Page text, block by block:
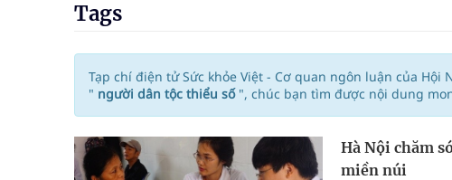
Dự báo thời tiết ngày 08/8/2026: Bắc Bộ nắng nóng,
Đắk Lắk: Đẩy nhanh tiến độ khám sức khỏe định kỳ,
Tổng hợp những cách trị thâm body nách, bẹn, mông
Tags
Tạp chí điện tử Sức khỏe Việt - Cơ quan ngôn luận của Hội
" người dân tộc thiểu số ", chúc bạn tìm được nội dung
Hà Nội chăm
miền núi